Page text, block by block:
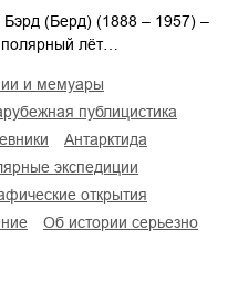
Бэрд (Берд) (1888 – 1957) –
лёт…
и мемуары
публицистика
Антарктида
экспедиции
открытия
об истории серьезно